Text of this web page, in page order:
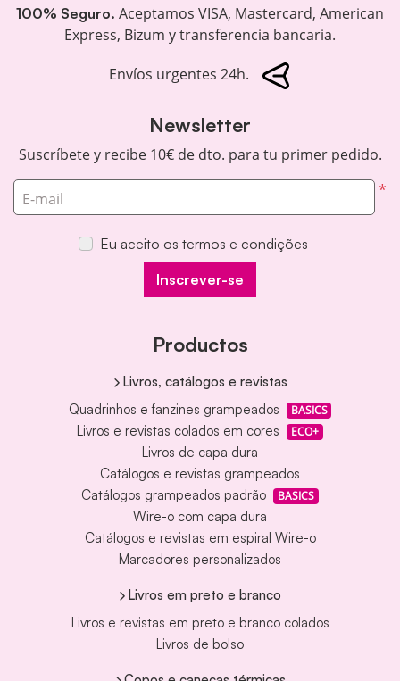
100% Seguro. Aceptamos VISA, Mastercard, American
Express, Bizum y transferencia bancaria.
Envíos urgentes 24h.
Newsletter
Suscríbete y recibe 10€ de dto. para tu primer pedido.
*
E-mail
Eu aceito os termos e condições
Inscrever-se
Productos
Livros, catálogos e revistas
Quadrinhos e fanzines grampeados
BASICS
Livros e revistas colados em cores ECO+
Livros de capa dura
Catálogos e revistas grampeados
Catálogos grampeados padrão
BASICS
Wire-o com capa dura
Catálogos e revistas em espiral Wire-o
Marcadores personalizados
Livros em preto e branco
Livros e revistas em preto e branco colados
Livros de bolso